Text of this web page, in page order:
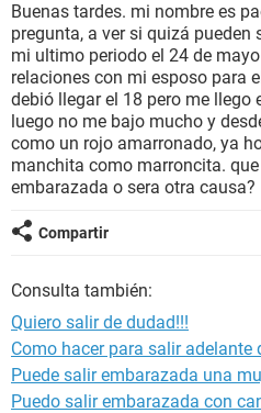
BIENESTAR
SEXUALIDAD
GLOSARIO
Buenas tardes. mi nombre es
pregunta, a ver si quizá pueden
mi ultimo periodo el 24 de
relaciones con mi esposo para
debió llegar el 18 pero me llego
luego no me bajo mucho y
como un rojo amarronado, ya
manchita como marroncita.
embarazada o sera otra causa?
Compartir
Consulta también:
Quiero salir de dudad!!!
Como hacer para salir adelante
Puede salir embarazada una
Puedo salir embarazada con